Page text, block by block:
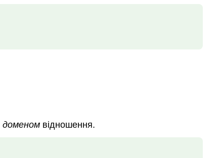
доменом відношення.